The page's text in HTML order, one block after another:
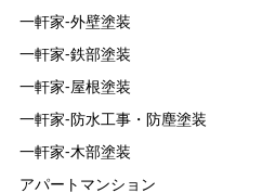
一軒家‐外壁塗装
一軒家‐鉄部塗装
一軒家‐屋根塗装
一軒家‐防水工事・防塵塗装
一軒家‐木部塗装
アパートマンション